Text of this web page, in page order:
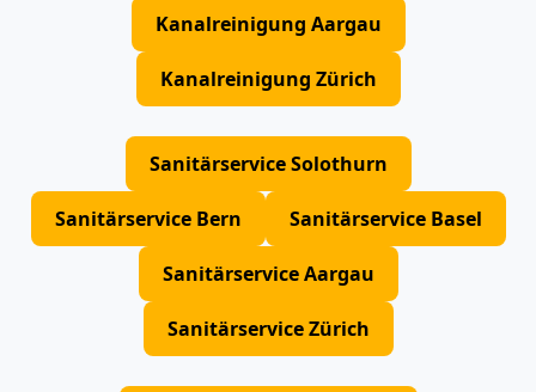
Kanalreinigung Aargau
Kanalreinigung Zürich
Sanitärservice Solothurn
Sanitärservice Bern Sanitärservice Basel
Sanitärservice Aargau
Sanitärservice Zürich